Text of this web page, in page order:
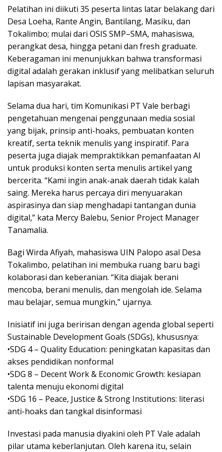
Pelatihan ini diikuti 35 peserta lintas latar belakang dari
Desa Loeha, Rante Angin, Bantilang, Masiku, dan
Tokalimbo; mulai dari OSIS SMP–SMA, mahasiswa,
perangkat desa, hingga petani dan fresh graduate.
Keberagaman ini menunjukkan bahwa transformasi
digital adalah gerakan inklusif yang melibatkan seluruh
lapisan masyarakat.
Selama dua hari, tim Komunikasi PT Vale berbagi
pengetahuan mengenai penggunaan media sosial
yang bijak, prinsip anti-hoaks, pembuatan konten
kreatif, serta teknik menulis yang inspiratif. Para
peserta juga diajak mempraktikkan pemanfaatan AI
untuk produksi konten serta menulis artikel yang
bercerita. “Kami ingin anak-anak daerah tidak kalah
saing. Mereka harus percaya diri menyuarakan
aspirasinya dan siap menghadapi tantangan dunia
digital,” kata Mercy Balebu, Senior Project Manager
Tanamalia.
Bagi Wirda Afiyah, mahasiswa UIN Palopo asal Desa
Tokalimbo, pelatihan ini membuka ruang baru bagi
kolaborasi dan keberanian. “Kita diajak berani
mencoba, berani menulis, dan mengolah ide. Selama
mau belajar, semua mungkin,” ujarnya.
Inisiatif ini juga beririsan dengan agenda global seperti
Sustainable Development Goals (SDGs), khususnya:
•SDG 4 – Quality Education: peningkatan kapasitas dan
akses pendidikan nonformal
•SDG 8 – Decent Work & Economic Growth: kesiapan
talenta menuju ekonomi digital
•SDG 16 – Peace, Justice & Strong Institutions: literasi
anti-hoaks dan tangkal disinformasi
Investasi pada manusia diyakini oleh PT Vale adalah
pilar utama keberlanjutan. Oleh karena itu, selain